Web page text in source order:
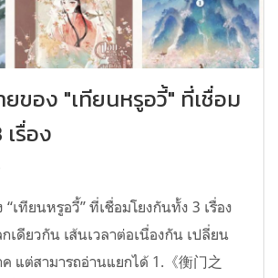
ของ "เทียนหรูอวี้" ที่เชื่อม
รื่อง
เทียนหรูอวี้” ที่เชื่อมโยงกันทั้ง 3 เรื่อง
เดียวกัน เส้นเวลาต่อเนื่องกัน เปลี่ยน
แต่สามารถอ่านแยกได้ 1.《衡门之